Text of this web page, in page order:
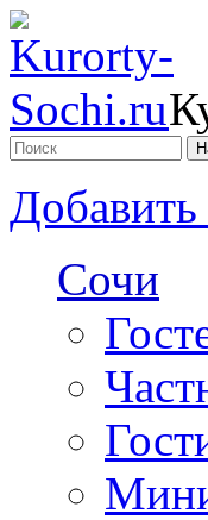
Добавить
Сочи